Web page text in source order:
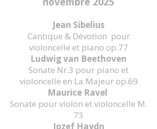
Jean Sibelius
Cantique & Dévotion pour
violoncelle et piano op.77
Ludwig van Beethoven
Sonate Nr.3 pour piano et
violoncelle en La Majeur op.69
Maurice Ravel
Sonate pour violon et violoncelle M.
73
Jozef Haydn